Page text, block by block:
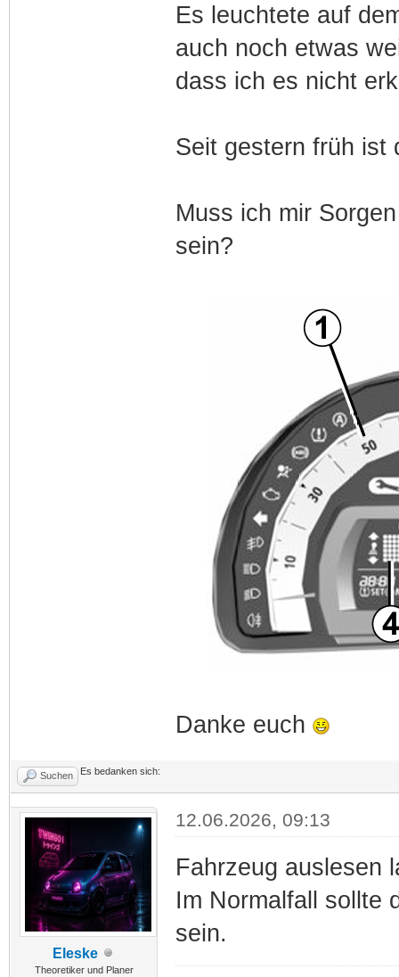
Es leuchtete auf
auch noch etwas
dass ich es nicht
Seit gestern früh ist
Muss ich mir
sein?
Danke euch
Suchen Es bedanken sich:
Eleske
Theoretiker und Planer
12.06.2026, 09:13
Fahrzeug auslesen
Im Normalfall sollte
sein.